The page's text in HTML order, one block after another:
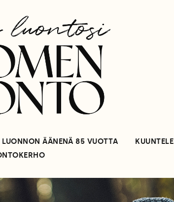
LUONNON ÄÄNENÄ 85 VUOTTA KUUNTELE